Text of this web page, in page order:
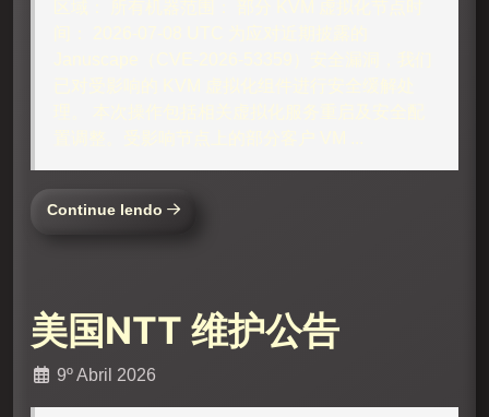
Continue lendo
美国NTT 维护公告
9º Abril 2026